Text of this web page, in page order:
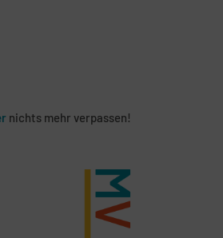
nichts mehr verpassen!